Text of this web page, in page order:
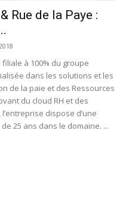
Rue de la Paye :
filiale à 100% du groupe
dans les solutions et les
de la paie et des Ressources
du cloud RH et des
dispose d’une
25 ans dans le domaine. ...